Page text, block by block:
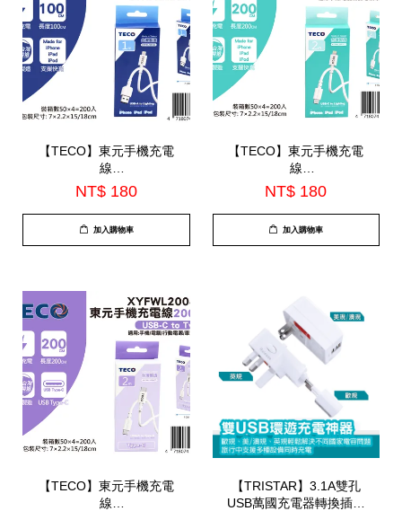
【TECO】東元手機充電
線
200CM(XYFWL2002AC)
NT$ 180
加入購物車
【TECO】東元手機充電
線
200CM(XYFWL2003CL)
NT$ 180
加入購物車
【TECO】東元手機充電
線
【TRISTAR】3.1A雙孔
USB萬國充電器轉換插頭